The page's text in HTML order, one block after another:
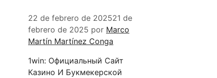
22 de febrero de 202521 de
febrero de 2025 por Marco
Martín Martínez Conga
1win: Официальный Сайт
Казино И Букмекерской